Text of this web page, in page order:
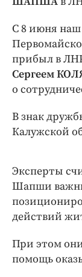
С 8 июня наш
прибыл в
Сергеем
о
В знак
Калужской
Эксперты
Шапши
действий
При этом
помощь